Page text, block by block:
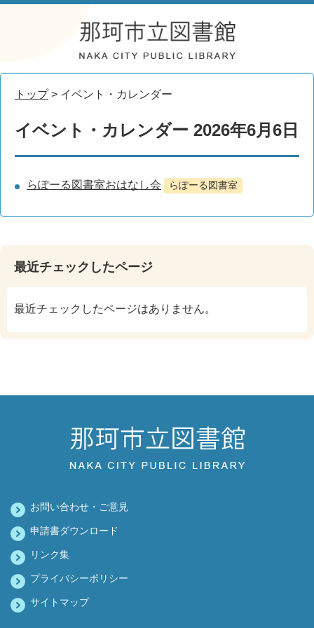
トップ> イベント・カレンダー
イベント・カレンダー 2026年6月6日
らぽーる図書室おはなし会 らぽーる図書室
最近チェックしたページ
最近チェックしたページはありません。
お問い合わせ・ご意見
申請書ダウンロード
リンク集
プライバシーポリシー
サイトマップ